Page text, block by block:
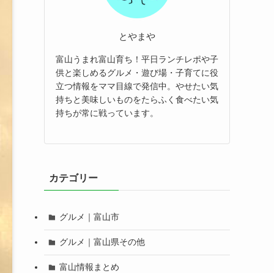
とやまや
富山うまれ富山育ち！平日ランチレポや子
供と楽しめるグルメ・遊び場・子育てに役
立つ情報をママ目線で発信中。やせたい気
持ちと美味しいものをたらふく食べたい気
持ちが常に戦っています。
カテゴリー
グルメ｜富山市
グルメ｜富山県その他
富山情報まとめ